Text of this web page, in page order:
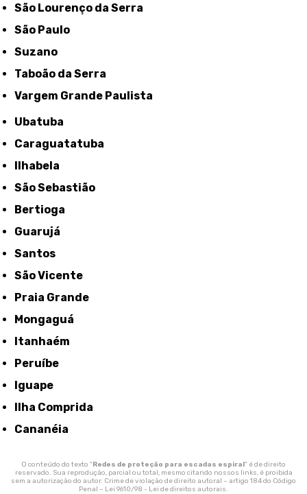
São Lourenço da Serra
São Paulo
Suzano
Taboão da Serra
Vargem Grande Paulista
Ubatuba
Caraguatatuba
Ilhabela
São Sebastião
Bertioga
Guarujá
Santos
São Vicente
Praia Grande
Mongaguá
Itanhaém
Peruíbe
Iguape
Ilha Comprida
Cananéia
O conteúdo do texto "Redes de proteção para escadas espiral" é de direito
reservado. Sua reprodução, parcial ou total, mesmo citando nossos links, é proibida
sem a autorização do autor. Crime de violação de direito autoral – artigo 184 do Código
Penal – Lei 9610/98 - Lei de direitos autorais.